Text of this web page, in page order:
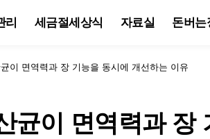
리 세금절세상식 자료실 돈버는
이 면역력과 장 기능을 동시에 개선하는 이유
균이 면역력과 장